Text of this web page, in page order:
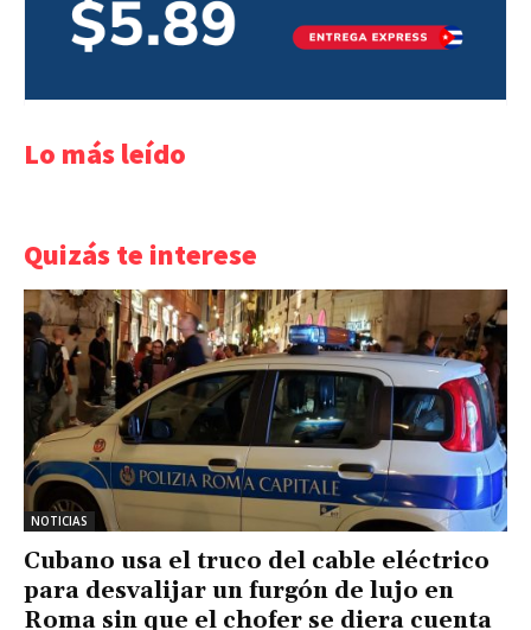
Lo más leído
Quizás te interese
NOTICIAS
Cubano usa el truco del cable eléctrico
para desvalijar un furgón de lujo en
Roma sin que el chofer se diera cuenta